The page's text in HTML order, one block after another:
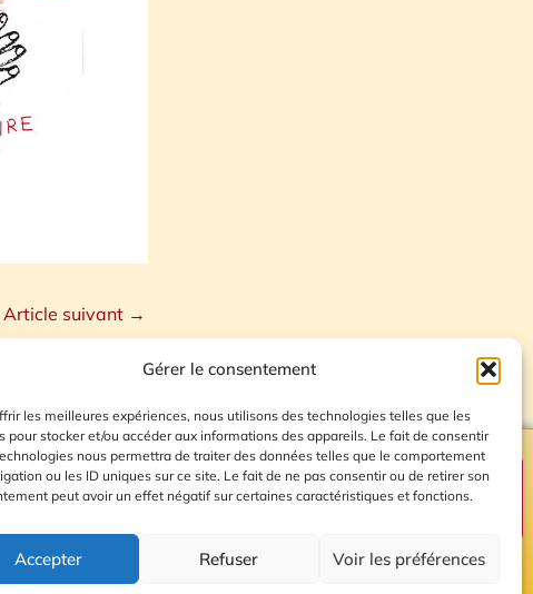
Gérer le consentement
les meilleures expériences, nous utilisons des technologies telles que les
pour stocker et/ou accéder aux informations des appareils. Le fait de consentir
nous permettra de traiter des données telles que le comportement
ou les ID uniques sur ce site. Le fait de ne pas consentir ou de retirer son
peut avoir un effet négatif sur certaines caractéristiques et fonctions.
Accepter Refuser Voir les préférences
Article suivant →
Plan du site